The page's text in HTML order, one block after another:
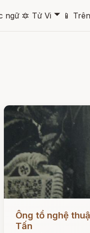
ngữ 🔯 Tử Vi 🞃 📱
Đọc ngay
Ông tổ nghệ
Tấn